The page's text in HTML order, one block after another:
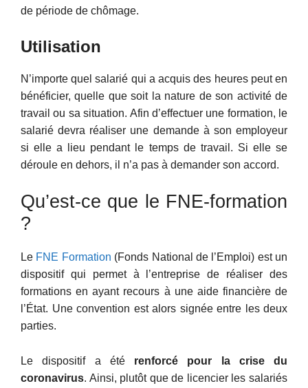
de période de chômage.
Utilisation
N’importe quel salarié qui a acquis des heures peut en
bénéficier, quelle que soit la nature de son activité de
travail ou sa situation. Afin d’effectuer une formation, le
salarié devra réaliser une demande à son employeur
si elle a lieu pendant le temps de travail. Si elle se
déroule en dehors, il n’a pas à demander son accord.
Qu’est-ce que le FNE-formation
?
Le FNE Formation (Fonds National de l’Emploi) est un
dispositif qui permet à l’entreprise de réaliser des
formations en ayant recours à une aide financière de
l’État. Une convention est alors signée entre les deux
parties.
Le dispositif a été renforcé pour la crise du
coronavirus. Ainsi, plutôt que de licencier les salariés